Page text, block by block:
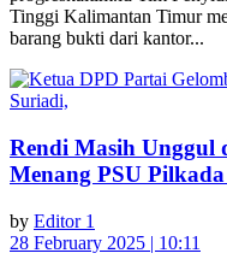
Tinggi Kalimantan Timur
barang bukti dari kantor...
Rendi Masih Unggul
Menang PSU
by Editor 1
28 February 2025 | 10:11